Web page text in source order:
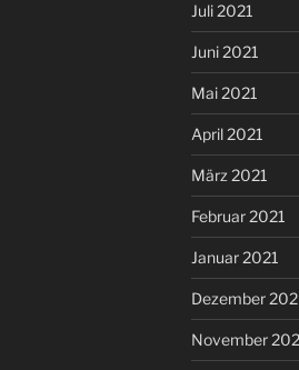
Juli 2021
Juni 2021
Mai 2021
April 2021
März 2021
Februar 2021
Januar 2021
Dezember
November